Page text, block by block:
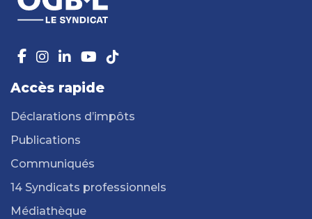
Accès rapide
Déclarations d’impôts
Publications
Communiqués
14 Syndicats professionnels
Médiathèque